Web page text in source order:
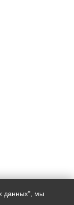
данных", мы